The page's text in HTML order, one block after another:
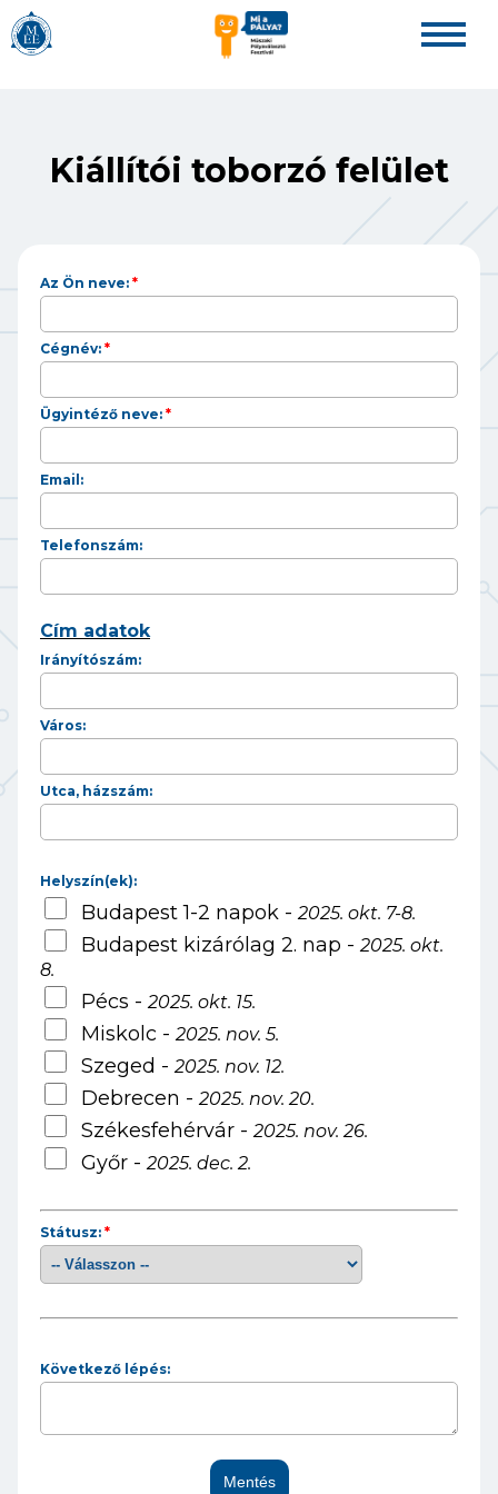
Kiállítói toborzó felület
Az Ön neve: *
Cégnév: *
Ügyintéző neve: *
Email:
Telefonszám:
Cím adatok
Irányítószám:
Város:
Utca, házszám:
Helyszín(ek):
Budapest 1-2 napok -2025. okt. 7-8.
Budapest kizárólag 2. nap -2025. okt.
8.
Pécs -2025. okt. 15.
Miskolc -2025. nov. 5.
Szeged -2025. nov. 12.
Debrecen -2025. nov. 20.
Székesfehérvár -2025. nov. 26.
Győr -2025. dec. 2.
Státusz: *
Következő lépés: